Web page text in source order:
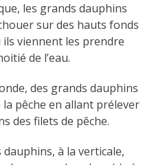
les grands dauphins
sur des hauts fonds
viennent les prendre
de l’eau.
des grands dauphins
pêche en allant prélever
des filets de pêche.
à la verticale,